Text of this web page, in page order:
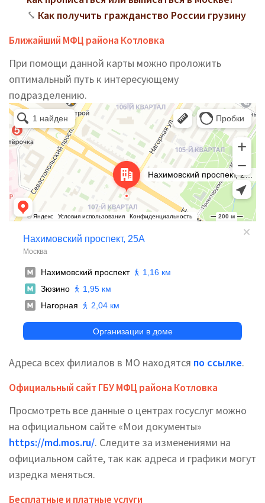
Как получить гражданство России грузину
Ближайший МФЦ района Котловка
При помощи данной карты можно проложить
оптимальный путь к интересующему
подразделению.
Адреса всех филиалов в МО находятся по ссылке.
Официальный сайт ГБУ МФЦ района Котловка
Просмотреть все данные о центрах госуслуг можно
на официальном сайте «Мои документы»
https://md.mos.ru/. Следите за изменениями на
официальном сайте, так как адреса и графики могут
изредка меняться.
Бесплатные и платные услуги